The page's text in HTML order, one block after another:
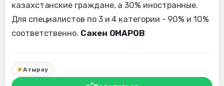
казахстанские граждане, а 30% иностранные.
Для специалистов по 3 и 4 категории - 90% и 10%
соответственно. Сакен ОМАРОВ
Атырау